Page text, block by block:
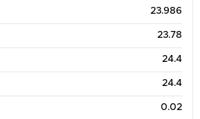
23.986
23.78
24.4
24.4
0.02